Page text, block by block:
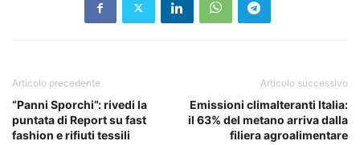
Articolo precedente
“Panni Sporchi”: rivedi la
puntata di Report su fast
fashion e rifiuti tessili
Articolo successivo
Emissioni climalteranti Italia:
il 63% del metano arriva dalla
filiera agroalimentare